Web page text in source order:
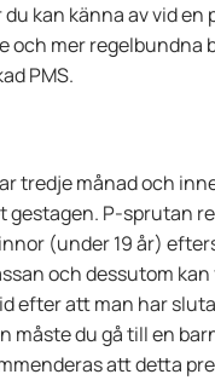
kan känna av vid en
och mer regelbundna
PMS.
tredje månad och
gestagen. P-sprutan
(under 19 år)
och dessutom
efter att man har
måste du gå till en
att detta